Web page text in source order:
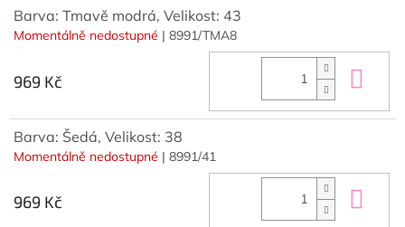
Barva: Tmavě modrá, Velikost: 43
Momentálně nedostupné | 8991/TMA8
969 Kč
Barva: Šedá, Velikost: 38
Momentálně nedostupné | 8991/41
969 Kč